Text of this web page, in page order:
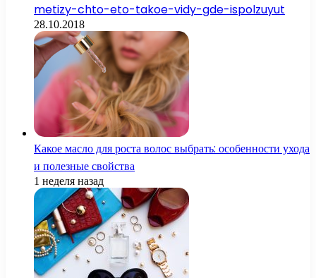
metizy-chto-eto-takoe-vidy-gde-ispolzuyut
28.10.2018
Какое масло для роста волос выбрать: особенности ухода
и полезные свойства
1 неделя назад